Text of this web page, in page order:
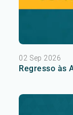
02 Sep 2026
Regresso às